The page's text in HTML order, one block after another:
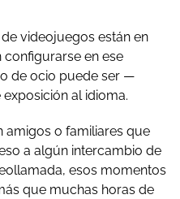
videojuegos están en
en ese
de ocio puede ser —
al idioma.
amigos o familiares que
a algún intercambio de
esos momentos
que muchas horas de